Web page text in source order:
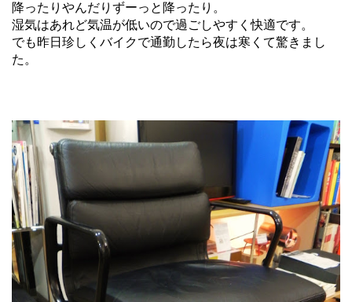
降ったりやんだりずーっと降ったり。
湿気はあれど気温が低いので過ごしやすく快適です。
でも昨日珍しくバイクで通勤したら夜は寒くて驚きまし
た。